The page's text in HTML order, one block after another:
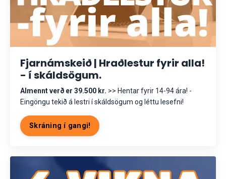
Fjarnámskeið | Hraðlestur fyrir alla!
- í skáldsögum.
Almennt verð er 39.500 kr. >> Hentar fyrir 14-94 ára! -
Eingöngu tekið á lestri í skáldsögum og léttu lesefni!
Skráning í gangi!